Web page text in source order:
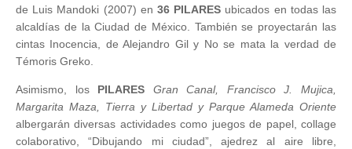
de Luis Mandoki (2007) en 36 PILARES ubicados en todas las
alcaldías de la Ciudad de México. También se proyectarán las
cintas Inocencia, de Alejandro Gil y No se mata la verdad de
Témoris Greko.
Asimismo, los PILARES
Gran Canal, Francisco J. Mujica,
Margarita Maza, Tierra y Libertad y Parque Alameda Oriente
albergarán diversas actividades como juegos de papel, collage
colaborativo, “Dibujando mi ciudad”, ajedrez al aire libre,